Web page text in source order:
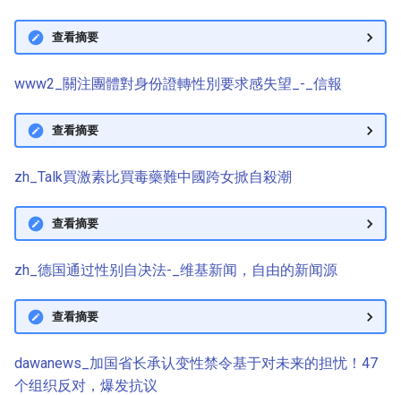
查看摘要
www2_關注團體對身份證轉性別要求感失望_-_信報
查看摘要
zh_Talk買激素比買毒藥難中國跨女掀自殺潮
查看摘要
zh_德国通过性别自决法-_维基新闻，自由的新闻源
查看摘要
dawanews_加国省长承认变性禁令基于对未来的担忧！47
个组织反对，爆发抗议